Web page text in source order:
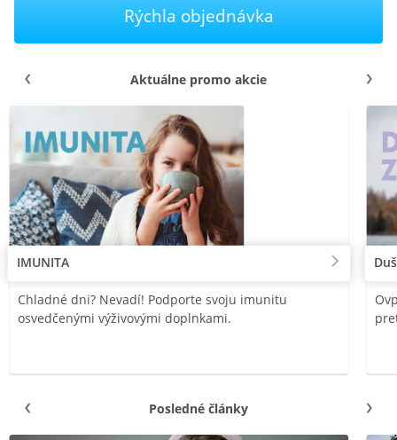
Rýchla objednávka
Aktuálne promo akcie
IMUNITA
Chladné dni? Nevadí! Podporte svoju imunitu
osvedčenými výživovými doplnkami.
Posledné články